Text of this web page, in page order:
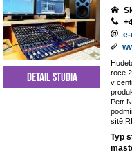
e-
roce
v
Petr
sítě
Typ
Detail studia